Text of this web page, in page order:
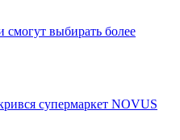
выбирать более
супермаркет NOVUS